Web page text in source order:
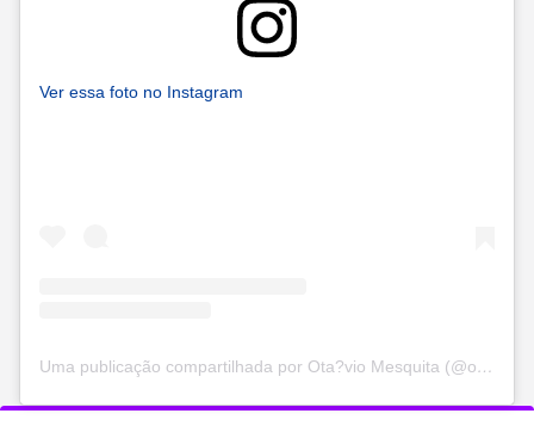
Ver essa foto no Instagram
Uma publicação compartilhada por Ota?vio Mesquita (@otaviomesquita)